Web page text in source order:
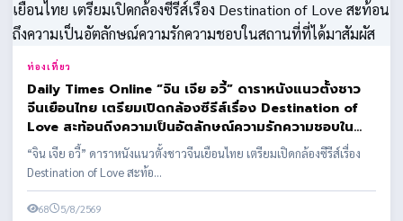
ท่องเที่ยว
Daily Times Online “จิน เจีย อวี้” ดาราหนังแนวตั้งชาว
จีนเยือนไทย เตรียมเปิดกล้องซีรีส์เรื่อง Destination of
Love สะท้อนถึงความเป็นอัตลักษณ์ความรักความชอบใน
สถานที่ที่ได้มาสัมผัส
“จิน เจีย อวี้” ดาราหนังแนวตั้งชาวจีนเยือนไทย เตรียมเปิดกล้องซีรีส์เรื่อง
Destination of Love สะท้อ...
68 5/8/2569